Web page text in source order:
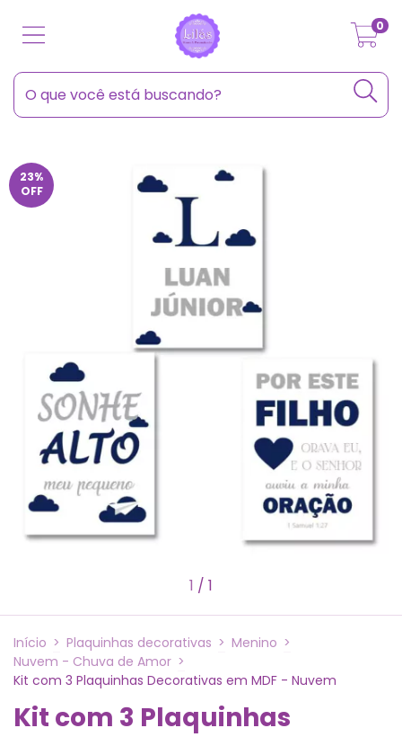
0
23%
OFF
1 / 1
Início > Plaquinhas decorativas > Menino >
Nuvem - Chuva de Amor >
Kit com 3 Plaquinhas Decorativas em MDF - Nuvem
Kit com 3 Plaquinhas